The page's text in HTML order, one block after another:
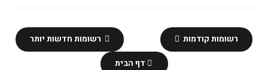
רשומות חדשות יותר רשומות קודמות
דף הבית